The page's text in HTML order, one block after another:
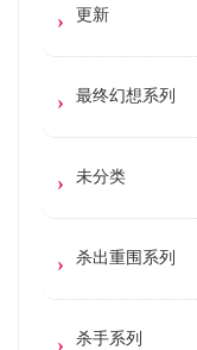
更新
最终幻想系列
未分类
杀出重围系列
杀手系列